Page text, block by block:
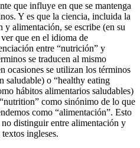
que influye en que se mantenga
Y es que la ciencia, incluida la
y alimentación, se escribe (en su
que en el idioma de
entre “nutrición” y
se traducen al mismo
ocasiones se utilizan los términos
saludable) o “healthy eating
hábitos alimentarios saludables)
como sinónimo de lo que
como “alimentación”. Esto
distinguir entre alimentación y
ingleses.